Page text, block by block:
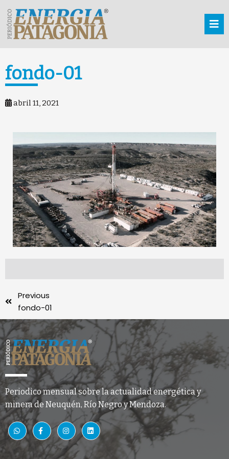
fondo-01
abril 11, 2021
Previous
fondo-01
Periodico mensual sobre la actualidad energética y
minera de Neuquén, Río Negro y Mendoza.